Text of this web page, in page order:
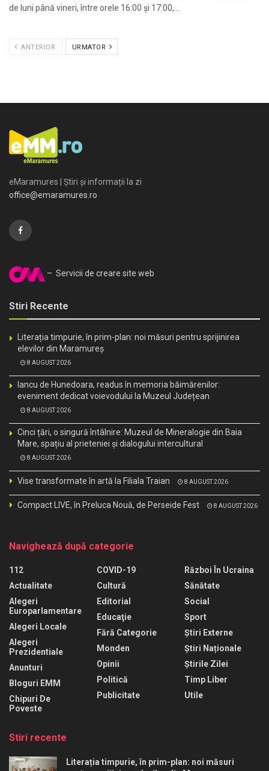
de luni până vineri, între orele 16:00 și 17:00,...
ANTERIOR URMATOR
eMaramures | Știri și informații la zi
office@emaramures.ro
– Servicii de creare site web
Stiri Recente
Literația timpurie, în prim-plan: noi măsuri pentru sprijinirea
elevilor din Maramureș
8 AUGUST 2026
Iancu de Hunedoara, readus în memoria băimărenilor:
eveniment dedicat voievodului la Muzeul Județean
8 AUGUST 2026
Cinci țări, o singură întâlnire: Muzeul de Mineralogie din Baia
Mare, spațiu al prieteniei și dialogului intercultural
8 AUGUST 2026
Vise transformate în artă la Filiala Traian 8 AUGUST 2026
Compact LIVE, în Preluca Nouă, de Perseide Fest 8 AUGUST 2026
Navighează după categorie
112
Actualitate
Alegeri
Europarlamentare
Alegeri Locale
Alegeri
Prezidentiale
Anunturi
Bloguri EMM
Chipuri De
Poveste
COVID-19
Cultură
Editorial
Educaţie
Fără Categorie
Monden
Opinii
Politică
Publicitate
Război În Ucraina
Sănătate
Social
Sport
Știri Externe
Știri Naționale
Știrile Zilei
Timp Liber
Utile
Stiri recente
Literația timpurie, în prim-plan: noi măsuri